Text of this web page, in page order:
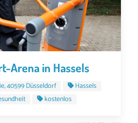
Arena in Hassels
40599 Düsseldorf
Hassels
kostenlos